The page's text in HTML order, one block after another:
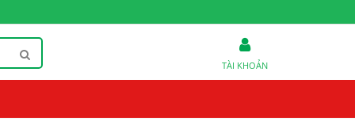
TÀI KHOẢN